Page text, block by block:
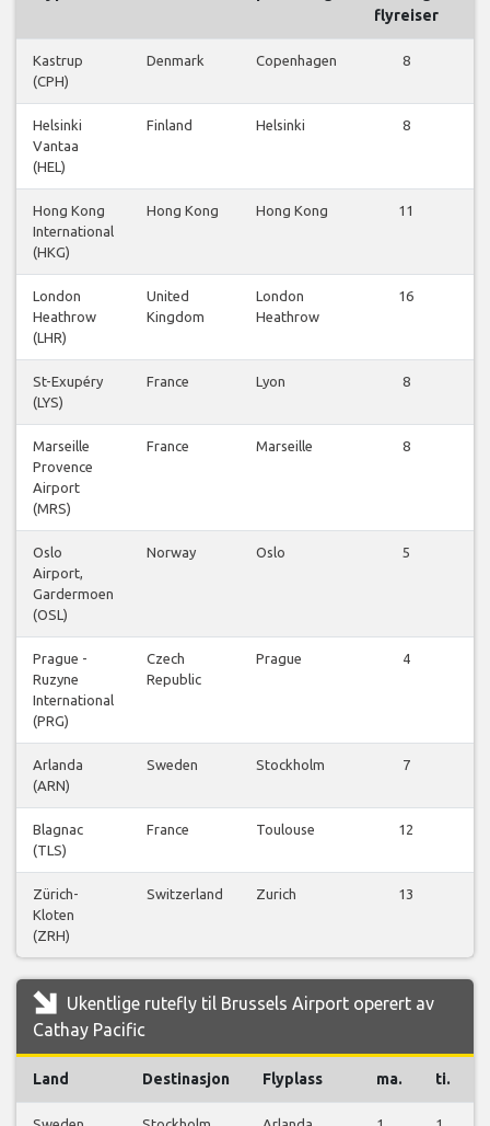
flyreiser
Kastrup
(CPH)
Denmark Copenhagen
8
Helsinki
Vantaa
(HEL)
Finland Helsinki
8
Hong Kong
International
(HKG)
Hong Kong Hong Kong
11
London
Heathrow
(LHR)
United
Kingdom
London
Heathrow
16
St-Exupéry
(LYS)
France Lyon
8
Marseille
Provence
Airport
(MRS)
France Marseille
8
Oslo
Airport,
Gardermoen
(OSL)
Norway Oslo
5
Prague -
Ruzyne
International
(PRG)
Czech
Republic
Prague
4
Arlanda
(ARN)
Sweden Stockholm
7
Blagnac
(TLS)
France Toulouse
12
Zürich-
Kloten
(ZRH)
Switzerland Zurich
13
Ukentlige rutefly til Brussels Airport operert av
Cathay Pacific
Land Destinasjon Flyplass ma. ti.